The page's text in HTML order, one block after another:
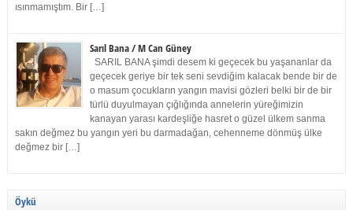
ısınmamıştım. Bir […]
Sarıl Bana / M Can Güney
SARIL BANA şimdi desem ki geçecek bu yaşananlar da
geçecek geriye bir tek seni sevdiğim kalacak bende bir de
o masum çocukların yangın mavisi gözleri belki bir de bir
türlü duyulmayan çığlığında annelerin yüreğimizin
kanayan yarası kardeşliğe hasret o güzel ülkem sanma
sakın değmez bu yangın yeri bu darmadağan, cehenneme dönmüş ülke
değmez bir […]
Öykü